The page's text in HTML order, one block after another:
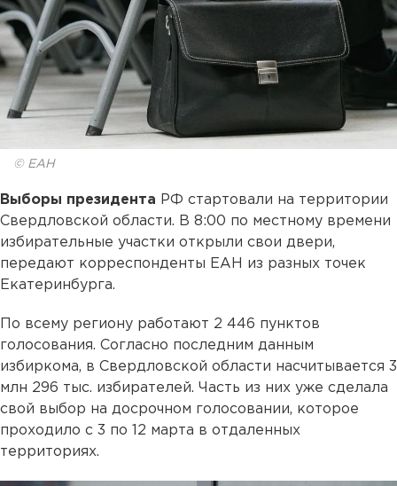
© ЕАН
Выборы президента РФ стартовали на территории
Свердловской области. В 8:00 по местному времени
избирательные участки открыли свои двери,
передают корреспонденты ЕАН из разных точек
Екатеринбурга.
По всему региону работают 2 446 пунктов
голосования. Согласно последним данным
избиркома, в Свердловской области насчитывается 3
млн 296 тыс. избирателей. Часть из них уже сделала
свой выбор на досрочном голосовании, которое
проходило с 3 по 12 марта в отдаленных
территориях.